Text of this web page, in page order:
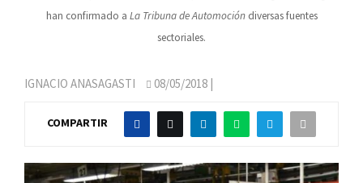
han confirmado a La Tribuna de Automocióndiversas fuentes
sectoriales.
IGNACIO ANASAGASTI 08/05/2018 |
COMPARTIR